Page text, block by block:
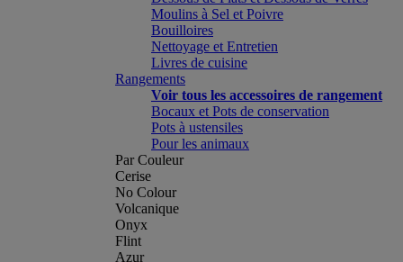
Moulins à Sel et Poivre
Bouilloires
Nettoyage et Entretien
Livres de cuisine
Rangements
Voir tous les accessoires de rangement
Bocaux et Pots de conservation
Pots à ustensiles
Pour les animaux
Par Couleur
Cerise
No Colour
Volcanique
Onyx
Flint
Azur